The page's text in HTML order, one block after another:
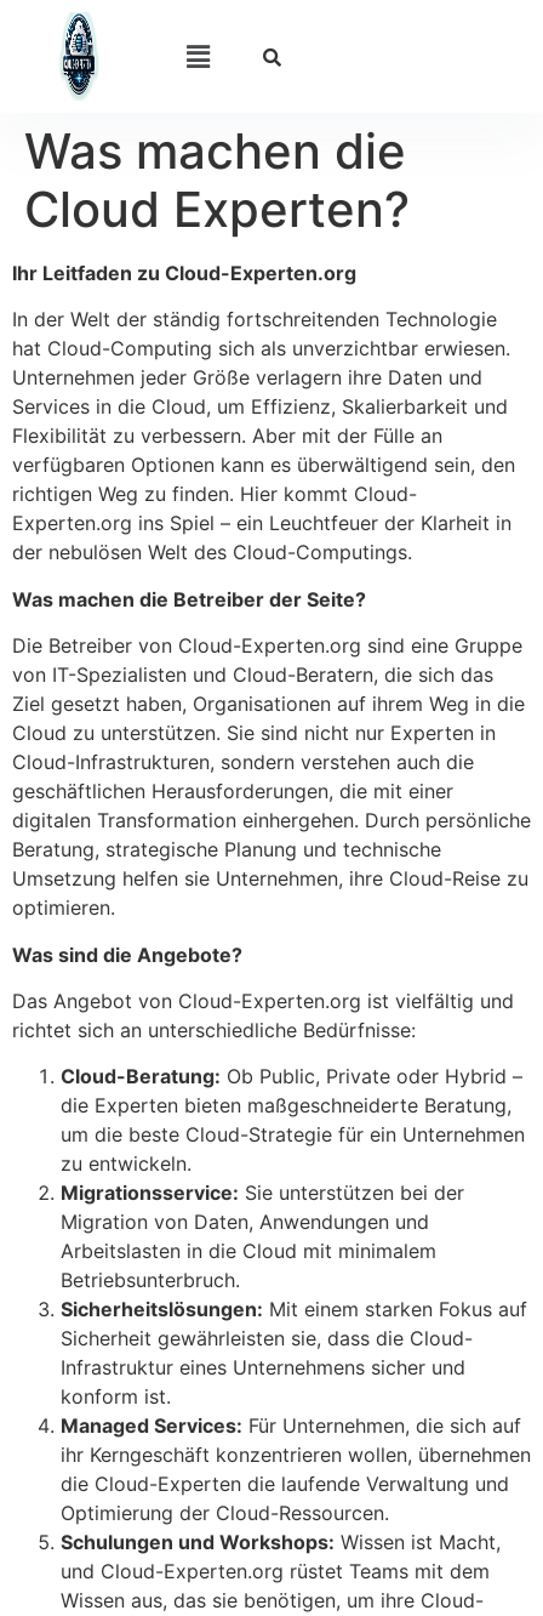
Was machen die
Cloud Experten?
Ihr Leitfaden zu Cloud-Experten.org
In der Welt der ständig fortschreitenden Technologie
hat Cloud-Computing sich als unverzichtbar erwiesen.
Unternehmen jeder Größe verlagern ihre Daten und
Services in die Cloud, um Effizienz, Skalierbarkeit und
Flexibilität zu verbessern. Aber mit der Fülle an
verfügbaren Optionen kann es überwältigend sein, den
richtigen Weg zu finden. Hier kommt Cloud-
Experten.org ins Spiel – ein Leuchtfeuer der Klarheit in
der nebulösen Welt des Cloud-Computings.
Was machen die Betreiber der Seite?
Die Betreiber von Cloud-Experten.org sind eine Gruppe
von IT-Spezialisten und Cloud-Beratern, die sich das
Ziel gesetzt haben, Organisationen auf ihrem Weg in die
Cloud zu unterstützen. Sie sind nicht nur Experten in
Cloud-Infrastrukturen, sondern verstehen auch die
geschäftlichen Herausforderungen, die mit einer
digitalen Transformation einhergehen. Durch persönliche
Beratung, strategische Planung und technische
Umsetzung helfen sie Unternehmen, ihre Cloud-Reise zu
optimieren.
Was sind die Angebote?
Das Angebot von Cloud-Experten.org ist vielfältig und
richtet sich an unterschiedliche Bedürfnisse:
Cloud-Beratung: Ob Public, Private oder Hybrid –
die Experten bieten maßgeschneiderte Beratung,
um die beste Cloud-Strategie für ein Unternehmen
zu entwickeln.
Migrationsservice: Sie unterstützen bei der
Migration von Daten, Anwendungen und
Arbeitslasten in die Cloud mit minimalem
Betriebsunterbruch.
Sicherheitslösungen: Mit einem starken Fokus auf
Sicherheit gewährleisten sie, dass die Cloud-
Infrastruktur eines Unternehmens sicher und
konform ist.
Managed Services: Für Unternehmen, die sich auf
ihr Kerngeschäft konzentrieren wollen, übernehmen
die Cloud-Experten die laufende Verwaltung und
Optimierung der Cloud-Ressourcen.
Schulungen und Workshops: Wissen ist Macht,
und Cloud-Experten.org rüstet Teams mit dem
Wissen aus, das sie benötigen, um ihre Cloud-